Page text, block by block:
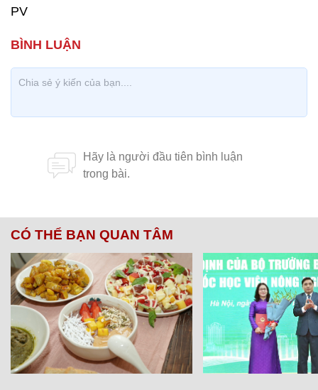
PV
CÓ THỂ BẠN QUAN TÂM